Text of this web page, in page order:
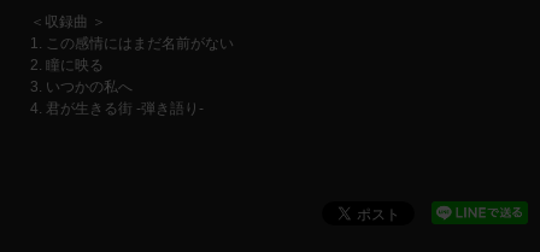
＜収録曲 ＞
1. この感情にはまだ名前がない
2. 瞳に映る
3. いつかの私へ
4. 君が生きる街 -弾き語り-